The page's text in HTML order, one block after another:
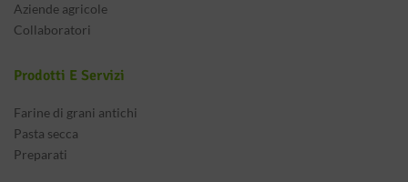
Aziende agricole
Collaboratori
Prodotti E Servizi
Farine di grani antichi
Pasta secca
Preparati